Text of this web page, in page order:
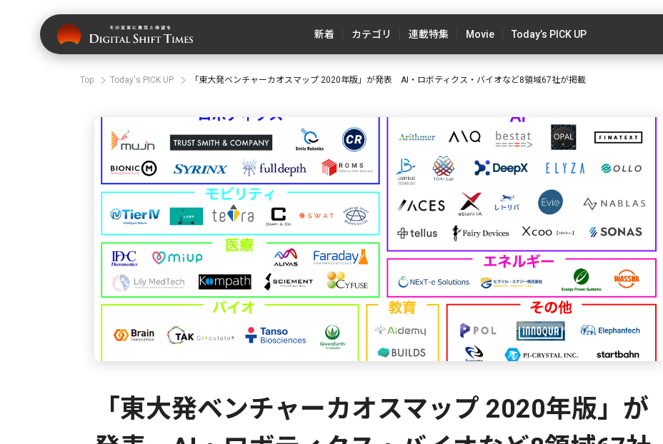
新着 カテゴリ 連載特集 Movie Today’s PICK UP
Top Today's PICK UP 「東大発ベンチャーカオスマップ 2020年版」が発表 AI・ロボティクス・バイオなど8領域67社が掲載
「東大発ベンチャーカオスマップ 2020年版」が